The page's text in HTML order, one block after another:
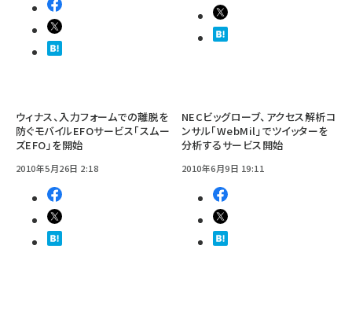
ウィナス、入力フォームでの離脱を
防ぐモバイルEFOサービス「スムー
ズEFO」を開始
2010年5月26日 2:18
NECビッグローブ、アクセス解析コ
ンサル「WebMil」でツイッターを
分析するサービス開始
2010年6月9日 19:11